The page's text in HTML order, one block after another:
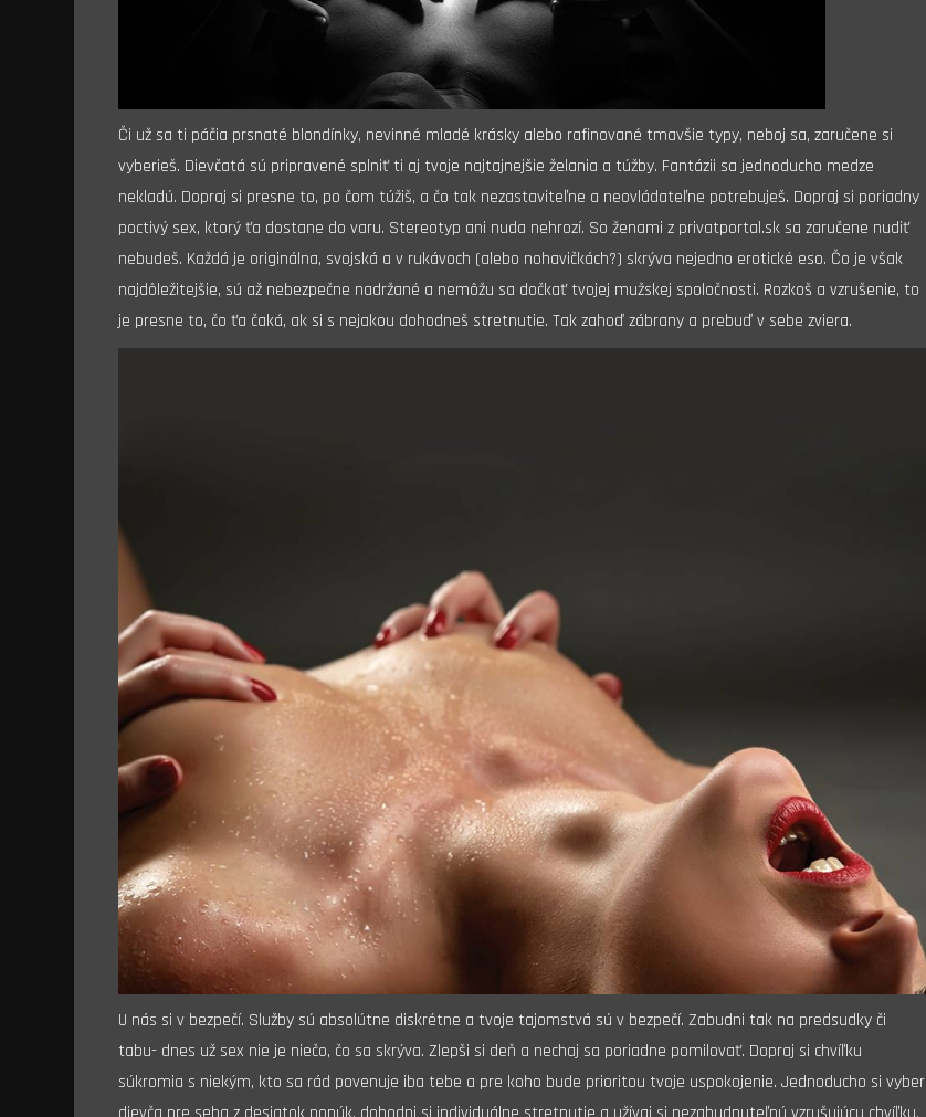
Či už sa ti páčia prsnaté blondínky, nevinné mladé krásky alebo rafinované tmavšie typy, neboj sa, zaručene si
vyberieš. Dievčatá sú pripravené splniť ti aj tvoje najtajnejšie želania a túžby. Fantázii sa jednoducho medze
nekladú. Dopraj si presne to, po čom túžiš, a čo tak nezastaviteľne a neovládateľne potrebuješ. Dopraj si poriadny
poctivý sex, ktorý ťa dostane do varu. Stereotyp ani nuda nehrozí. So ženami z privatportal.sk sa zaručene nudiť
nebudeš. Každá je originálna, svojská a v rukávoch (alebo nohavičkách?) skrýva nejedno erotické eso. Čo je však
najdôležitejšie, sú až nebezpečne nadržané a nemôžu sa dočkať tvojej mužskej spoločnosti. Rozkoš a vzrušenie, to
je presne to, čo ťa čaká, ak si s nejakou dohodneš stretnutie. Tak zahoď zábrany a prebuď v sebe zviera.
U nás si v bezpečí. Služby sú absolútne diskrétne a tvoje tajomstvá sú v bezpečí. Zabudni tak na predsudky či
tabu- dnes už sex nie je niečo, čo sa skrýva. Zlepši si deň a nechaj sa poriadne pomilovať. Dopraj si chvíľku
súkromia s niekým, kto sa rád povenuje iba tebe a pre koho bude prioritou tvoje uspokojenie. Jednoducho si vyber